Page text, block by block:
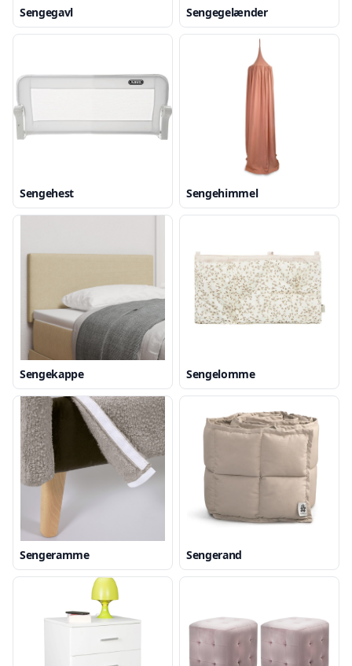
Sengegavl Sengegelænder
Sengehest Sengehimmel
Sengekappe Sengelomme
Sengeramme Sengerand